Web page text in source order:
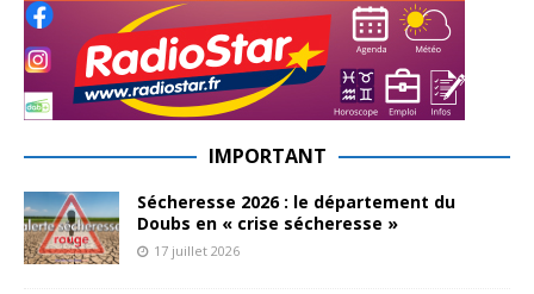
IMPORTANT
Sécheresse 2026 : le département du
Doubs en « crise sécheresse »
17 juillet 2026